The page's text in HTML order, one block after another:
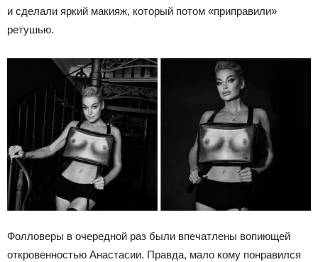
и сделали яркий макияж, который потом «приправили»
ретушью.
Фолловеры в очередной раз были впечатлены вопиющей
откровенностью Анастасии. Правда, мало кому понравился